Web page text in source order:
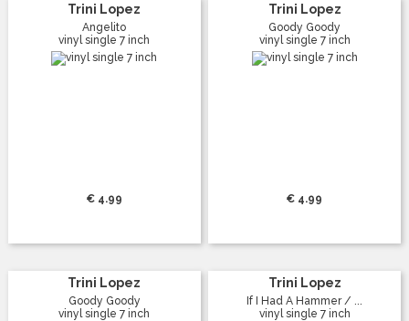
Trini Lopez
Angelito
vinyl single 7 inch
€ 4.99
Trini Lopez
Goody Goody
vinyl single 7 inch
€ 4.99
Trini Lopez
Goody Goody
vinyl single 7 inch
Trini Lopez
If I Had A Hammer / ...
vinyl single 7 inch